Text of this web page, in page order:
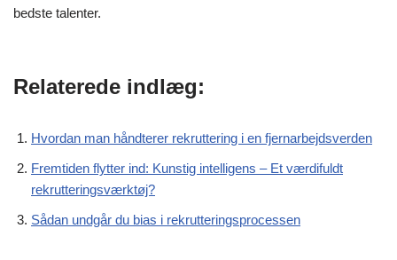
bedste talenter.
Relaterede indlæg:
Hvordan man håndterer rekruttering i en fjernarbejdsverden
Fremtiden flytter ind: Kunstig intelligens – Et værdifuldt
rekrutteringsværktøj?
Sådan undgår du bias i rekrutteringsprocessen